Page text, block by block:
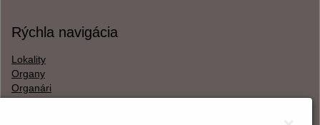
Rýchla navigácia
Lokality
Organy
Organári